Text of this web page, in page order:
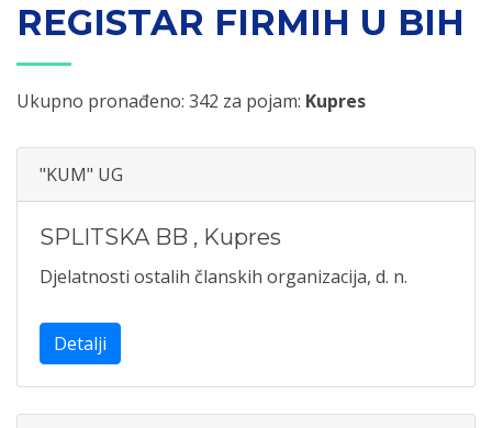
REGISTAR FIRMIH U BIH
Ukupno pronađeno: 342 za pojam: Kupres
"KUM" UG
SPLITSKA BB , Kupres
Djelatnosti ostalih članskih organizacija, d. n.
Detalji